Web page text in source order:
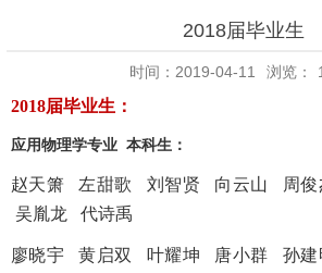
2018届毕业生
时间：2019-04-11 浏览：
2018届毕业生：
应用物理学专业 本科生：
赵天箫 左甜歌 刘智贤 向云山 周
吴胤龙 代诗禹
廖晓宇黄启双 叶耀坤 唐小群 孙